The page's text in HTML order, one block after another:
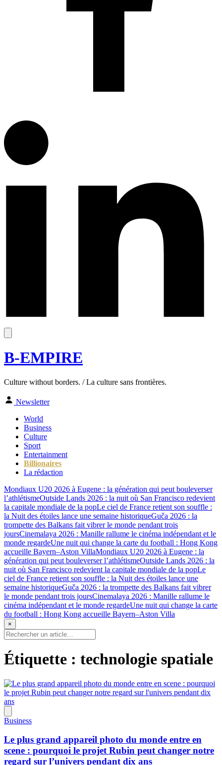
B-EMPIRE
Culture without borders. / La culture sans frontières.
Newsletter
World
Business
Culture
Sport
Entertainment
Billionaires
La rédaction
Mondiaux U20 2026 à Eugene : la génération qui peut bouleverser
l’athlétismeOutside Lands 2026 : la nuit où San Francisco redevient
la capitale mondiale de la popLe ciel de France retient son souffle :
la Nuit des étoiles lance une semaine historiqueGuča 2026 : la
trompette des Balkans fait vibrer le monde pendant trois
joursCinemalaya 2026 : Manille rallume le cinéma indépendant et le
monde regardeUne nuit qui change la carte du football : Hong Kong
accueille Bayern–Aston VillaMondiaux U20 2026 à Eugene : la
génération qui peut bouleverser l’athlétismeOutside Lands 2026 : la
nuit où San Francisco redevient la capitale mondiale de la popLe
ciel de France retient son souffle : la Nuit des étoiles lance une
semaine historiqueGuča 2026 : la trompette des Balkans fait vibrer
le monde pendant trois joursCinemalaya 2026 : Manille rallume le
cinéma indépendant et le monde regardeUne nuit qui change la carte
du football : Hong Kong accueille Bayern–Aston Villa
×
Étiquette : technologie spatiale
Business
Le plus grand appareil photo du monde entre en
scene : pourquoi le projet Rubin peut changer notre
regard sur l’univers pendant dix ans